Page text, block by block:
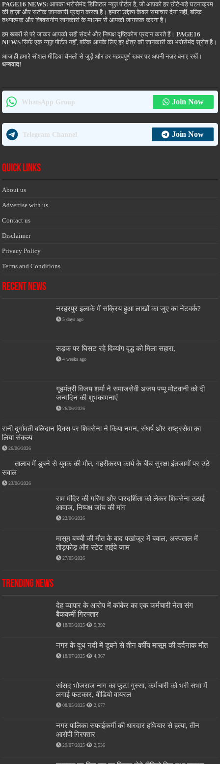
PAGE16 NEWS: आपका भरोसेमंद डिजिटल न्यूज़ पोर्टल है, जो आपको हर छोटे-बड़े घटनाक्रम
की ताज़ा और सटीक जानकारी प्रदान करता है। हमारा उद्देश्य केवल समाचार देना नहीं, बल्कि
तथ्यात्मक और विश्वसनीय जानकारी के माध्यम से आपको जागरूक करना है।
हम खबरों से परे जाकर आपको सही संदर्भ और निष्पक्ष दृष्टिकोण प्रदान करते हैं।PAGE16
NEWS सिर्फ एक न्यूज़ पोर्टल नहीं, बल्कि आपके लिए हर क्षेत्र की जानकारी का भरोसेमंद स्रोत है।
आज ही हमारे सोशल मीडिया चैनलों से जुड़ें और हर महत्वपूर्ण खबर पर अपनी नज़र बनाए रखें।
धन्यवाद!
WhatsApp Group Join Now
Telegram Channel Join Now
Quick Links
About us
Advertise with us
Contact us
Disclaimer
Privacy Policy
Terms and Conditions
Recent News
नरहरपुर इलाके में सक्रिय हुआ लाखों का जुए का नेटवर्क?
5 days ago
सड़क पर घिसट रहे दिव्यांग वृद्ध को मिला सहारा,
4 weeks ago
गृहमंत्री विजय शर्मा ने समाजसेवी अजय पप्पू मोटवानी को दी
जन्मदिन की शुभकामनाएं
26/06/2026
रानी दुर्गावती बलिदान दिवस पर शिवसेना ने किया नमन, संघर्ष और राष्ट्रसेवा का
लिया संकल्प
26/06/2026
तालाब में डूबने से युवक की मौत, गहरीकरण कार्य के बीच सुरक्षा इंतजामों पर उठे
सवाल
23/06/2026
राम मंदिर की गरिमा और पारदर्शिता को लेकर शिवसेना उठाई
आवाज, निष्पक्ष जांच की मांग
22/06/2026
मासूम बच्ची की मौत के बाद पखांजूर में बवाल, अस्पताल में
तोड़फोड़ और स्टेट हाईवे जाम
27/05/2026
Trending News
देह व्यापार के आरोप में कांकेर का एक कर्मचारी नेता संग
बैककर्मी गिरफ्तार
18/05/2025 5,392
नगर के दूध नदी में डूबने से तीन वर्षीय मासूम की दर्दनाक मौत
18/07/2025 4,367
सांसद भोजराज नाग का फूटा गुस्सा, कर्मचारी को भरी सभा में
लगाई फटकार, वीडियो वायरल
08/05/2025 2,677
नगर पालिका सफाईकर्मी की धारदार हथियार से हत्या, तीन
आरोपी गिरफ्तार
29/07/2025 2,536